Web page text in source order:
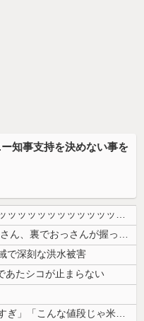
知事支持を決めない事を
【画像】北朝鮮のビアガール、エッッッッッッッッッッッッッッッッッ！
【画像】 例の美人すぎるおにぎり屋さん、裏でおっさんが握っていたｗｗｗ...
で深刻な洪水被害
あたシコが止まらない
【悲報】コメ農家「今年は安くなりすぎ」「こんな値段じゃ米作りをやめる人...